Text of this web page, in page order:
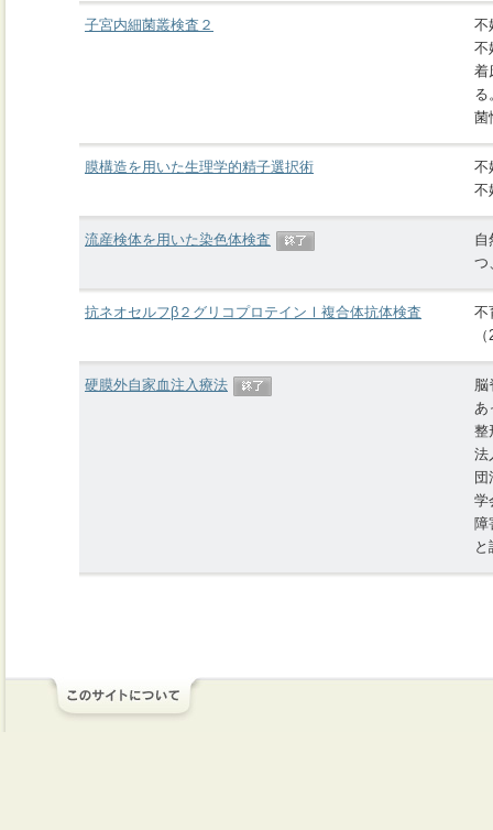
子宮内細菌叢検査２
不
不
着
る
菌
膜構造を用いた生理学的精子選択術
不
不
流産検体を用いた染色体検査
自
つ
抗ネオセルフβ２グリコプロテインⅠ複合体抗体検査
不
硬膜外自家血注入療法
脳
あ
整
法
学
と